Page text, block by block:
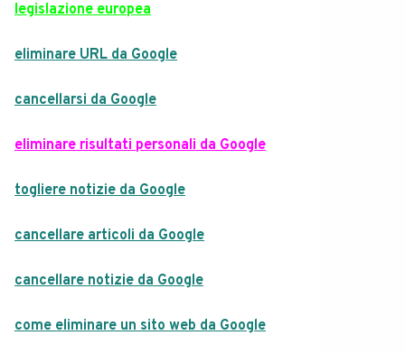
legislazione europea
eliminare URL da Google
cancellarsi da Google
eliminare risultati personali da Google
togliere notizie da Google
cancellare articoli da Google
cancellare notizie da Google
come eliminare un sito web da Google